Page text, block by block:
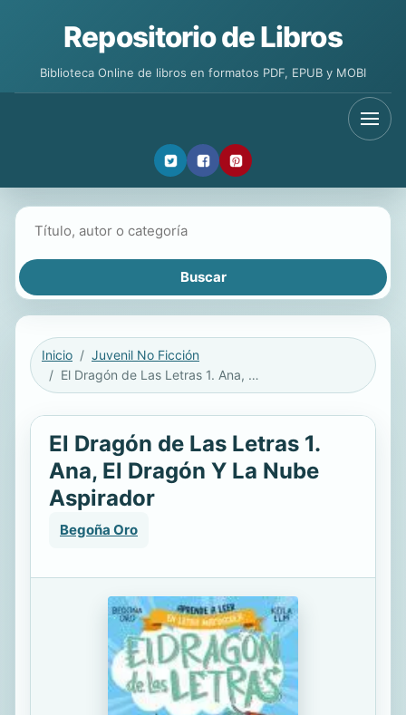
Repositorio de Libros
Biblioteca Online de libros en formatos PDF, EPUB y MOBI
Inicio
Juvenil No Ficción
El Dragón de Las Letras 1. Ana, El Dragón Y La Nube Aspirador
El Dragón de Las Letras 1.
Ana, El Dragón Y La Nube
Aspirador
Begoña Oro